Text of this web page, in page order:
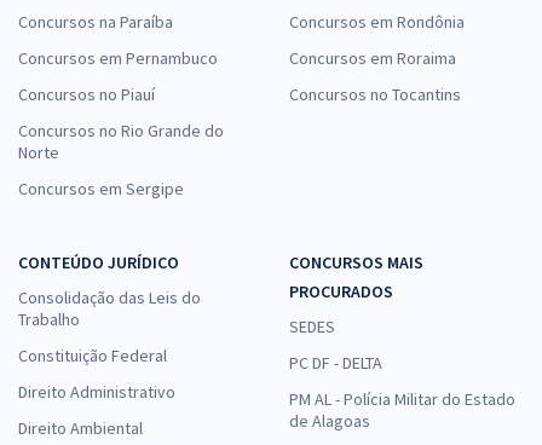
Concursos na Paraíba
Concursos em Pernambuco
Concursos no Piauí
Concursos no Rio Grande do
Norte
Concursos em Sergipe
Concursos em Rondônia
Concursos em Roraima
Concursos no Tocantins
CONTEÚDO JURÍDICO
Consolidação das Leis do
Trabalho
Constituição Federal
Direito Administrativo
Direito Ambiental
CONCURSOS MAIS
PROCURADOS
SEDES
PC DF - DELTA
PM AL - Polícia Militar do Estado
de Alagoas